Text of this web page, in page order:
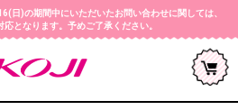
日)の期間中にいただいたお問い合わせに関しては、
となります。予めご了承ください。